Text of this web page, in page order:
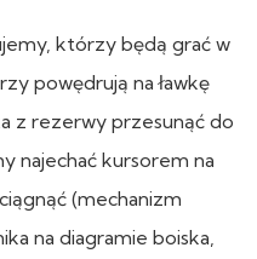
którzy będą grać w
powędrują na ławkę
z rezerwy przesunąć do
najechać kursorem na
(mechanizm
na diagramie boiska,